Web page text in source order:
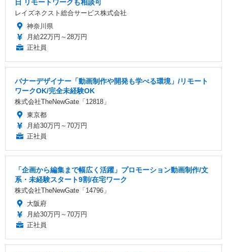
日 リモートワークも相談可
レイズネクスト総合サービス株式会社
神奈川県
月給22万円～28万円
正社員
バナーデザイナー「動画制作や開発も学べる環境」/リモート
ワークOK/完全未経験OK
株式会社TheNewGate「12818」
東京都
月給30万円～70万円
正社員
「企画から編集まで幅広く活躍」プロモーション動画制作/文
系・未経験スタート9割/在宅ワーク
株式会社TheNewGate「14796」
大阪府
月給30万円～70万円
正社員